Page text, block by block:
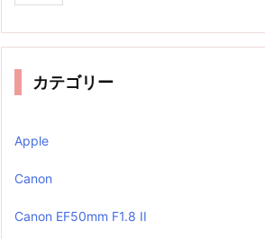
カテゴリー
Apple
Canon
Canon EF50mm F1.8 II